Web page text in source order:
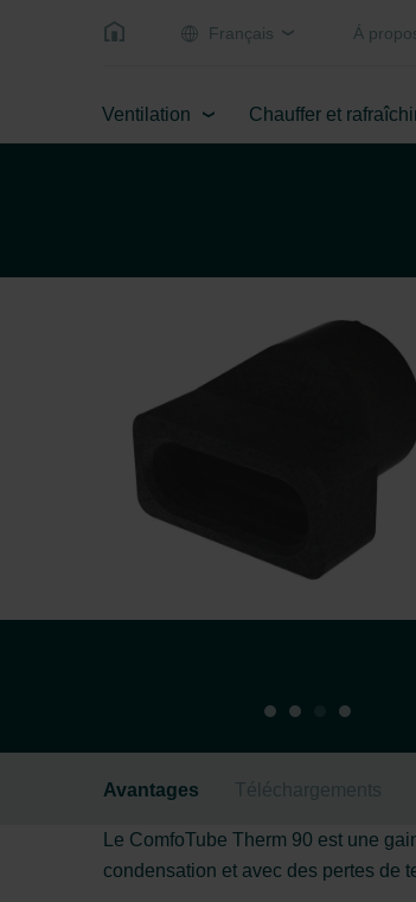
Français Á
Ventilation Chauffer et
Avantages Téléchargements
Le ComfoTube Therm 90 est une
condensation et avec des pertes de